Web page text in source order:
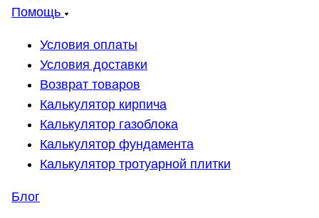
Помощь
Условия оплаты
Условия доставки
Возврат товаров
Калькулятор кирпича
Калькулятор газоблока
Калькулятор фундамента
Калькулятор тротуарной плитки
Блог